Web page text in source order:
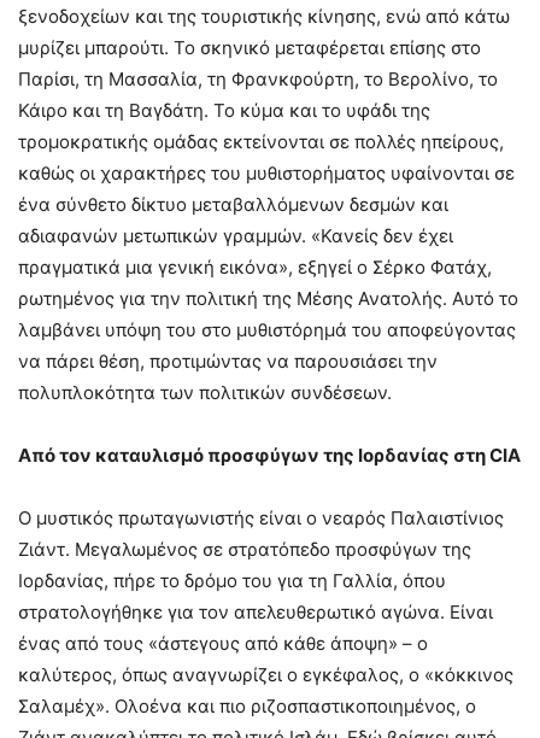
ξενοδοχείων και της τουριστικής κίνησης, ενώ από κάτω
μυρίζει μπαρούτι. Το σκηνικό μεταφέρεται επίσης στο
Παρίσι, τη Μασσαλία, τη Φρανκφούρτη, το Βερολίνο, το
Κάιρο και τη Βαγδάτη. Το κύμα και το υφάδι της
τρομοκρατικής ομάδας εκτείνονται σε πολλές ηπείρους,
καθώς οι χαρακτήρες του μυθιστορήματος υφαίνονται σε
ένα σύνθετο δίκτυο μεταβαλλόμενων δεσμών και
αδιαφανών μετωπικών γραμμών. «Κανείς δεν έχει
πραγματικά μια γενική εικόνα», εξηγεί ο Σέρκο Φατάχ,
ρωτημένος για την πολιτική της Μέσης Ανατολής. Αυτό το
λαμβάνει υπόψη του στο μυθιστόρημά του αποφεύγοντας
να πάρει θέση, προτιμώντας να παρουσιάσει την
πολυπλοκότητα των πολιτικών συνδέσεων.
Από τον καταυλισμό προσφύγων της Ιορδανίας στηCIA
Ο μυστικός πρωταγωνιστής είναι ο νεαρός Παλαιστίνιος
Ζιάντ. Μεγαλωμένος σε στρατόπεδο προσφύγων της
Ιορδανίας, πήρε το δρόμο του για τη Γαλλία, όπου
στρατολογήθηκε για τον απελευθερωτικό αγώνα. Είναι
ένας από τους «άστεγους από κάθε άποψη» – ο
καλύτερος, όπως αναγνωρίζει ο εγκέφαλος, ο «κόκκινος
Σαλαμέχ». Ολοένα και πιο ριζοσπαστικοποιημένος, ο